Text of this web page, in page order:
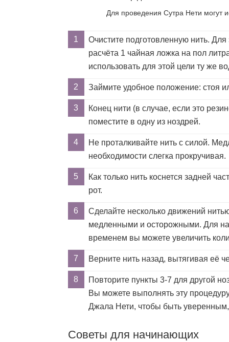
Для проведения Сутра Нети могут
Очистите подготовленную нить.
расчёта 1 чайная ложка на пол
использовать для этой цели ту же
Займите удобное положение: стоя
Конец нити (в случае, если это
поместите в одну из ноздрей.
Не проталкивайте нить с силой.
необходимости слегка прокручивая.
Как только нить коснется задней
рот.
Сделайте несколько движений
медленными и осторожными. Для
временем вы можете увеличить
Верните нить назад, вытягивая её
Повторите пункты 3-7 для другой
Вы можете выполнять эту
Джала Нети, чтобы быть уверенным,
Советы для начинающих